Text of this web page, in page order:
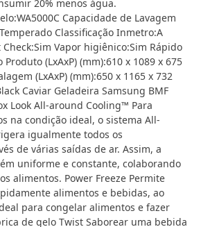
20% menos água.
Capacidade de Lavagem
Classificação Inmetro:A
Vapor higiênico:Sim Rápido
Produto (LxAxP) (mm):610 x 1089 x 675
(LxAxP) (mm):650 x 1165 x 732
Caviar Geladeira Samsung BMF
Look All-around Cooling™ Para
na condição ideal, o sistema All-
igualmente todos os
de várias saídas de ar. Assim, a
uniforme e constante, colaborando
alimentos. Power Freeze Permite
alimentos e bebidas, ao
para congelar alimentos e fazer
de gelo Twist Saborear uma bebida